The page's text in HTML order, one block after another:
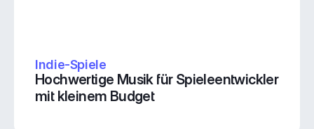
Indie-Spiele
Hochwertige Musik für Spieleentwickler
mit kleinem Budget